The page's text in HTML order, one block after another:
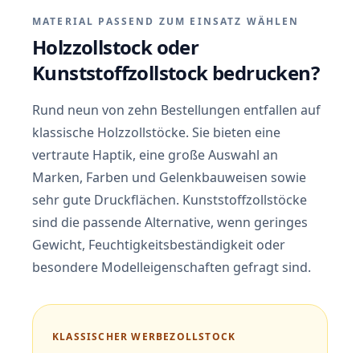
MATERIAL PASSEND ZUM EINSATZ WÄHLEN
Holzzollstock oder
Kunststoffzollstock bedrucken?
Rund neun von zehn Bestellungen entfallen auf
klassische Holzzollstöcke. Sie bieten eine
vertraute Haptik, eine große Auswahl an
Marken, Farben und Gelenkbauweisen sowie
sehr gute Druckflächen. Kunststoffzollstöcke
sind die passende Alternative, wenn geringes
Gewicht, Feuchtigkeitsbeständigkeit oder
besondere Modelleigenschaften gefragt sind.
KLASSISCHER WERBEZOLLSTOCK